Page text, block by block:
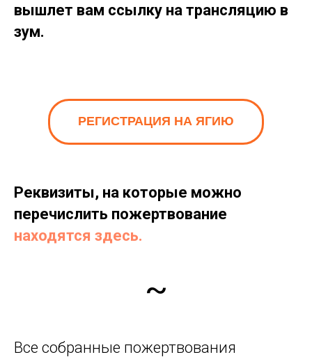
вышлет вам ссылку на трансляцию в
зум.
РЕГИСТРАЦИЯ НА ЯГИЮ
Реквизиты, на которые можно
перечислить пожертвование
находятся здесь.
~
Все собранные пожертвования